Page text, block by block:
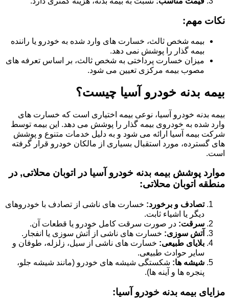
نکات مهم:
بیمه شخص ثالث، خسارت های وارد شده به خودرو یا راننده
بیمه گذار را پوشش نمی دهد.
میزان خسارت پرداختی به شخص ثالث، بر اساس تعرفه های
مصوب بیمه مرکزی تعیین می شود.
بیمه بدنه خودرو آسیا چیست؟
بیمه بدنه خودرو آسیا، نوعی بیمه اختیاری است که خسارت های
وارد شده به خودروی بیمه گذار را پوشش می دهد. این بیمه توسط
شرکت بیمه آسیا ارائه می شود و به دلیل خدمات متنوع و پوشش
های گسترده، مورد استقبال بسیاری از مالکان خودرو قرار گرفته
است.
موارد پوشش بیمه بدنه خودرو آسیا در اتوبان محلاتی, در
منطقه اتوبان محلاتی:
تصادف و برخورد: خسارت های ناشی از تصادف با خودروهای
دیگر یا اشیاء ثابت.
سرقت: در صورت سرقت کامل خودرو یا قطعات آن.
آتش سوزی: خسارت های ناشی از آتش سوزی یا انفجار.
بلایای طبیعی: خسارت های ناشی از سیل، زلزله، طوفان و
سایر حوادث طبیعی.
شیشه ها: شکستگی شیشه های خودرو (مانند شیشه جلو،
پنجره ها و آینه ها).
مزایای بیمه بدنه خودرو آسیا: